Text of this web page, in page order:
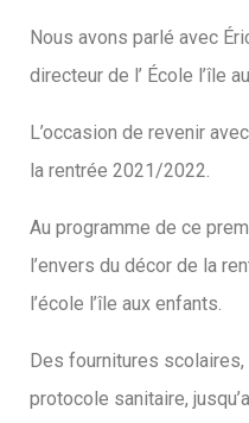
Nous avons parlé avec
directeur de l’ École l’île
L’occasion de revenir
la rentrée 2021/2022.
Au programme de ce
l’envers du décor de la
l’école l’île aux enfants.
Des fournitures
protocole sanitaire,